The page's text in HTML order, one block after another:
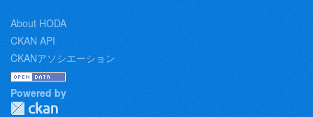
About HODA
CKAN API
CKANアソシエーション
Powered by